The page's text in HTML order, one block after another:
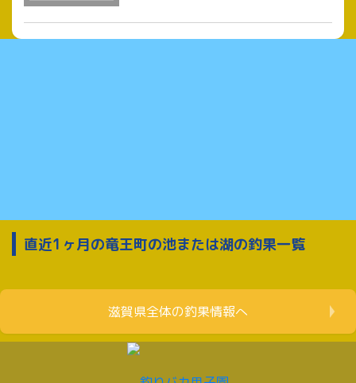
直近1ヶ月の竜王町の池または湖の釣果一覧
滋賀県全体の釣果情報へ